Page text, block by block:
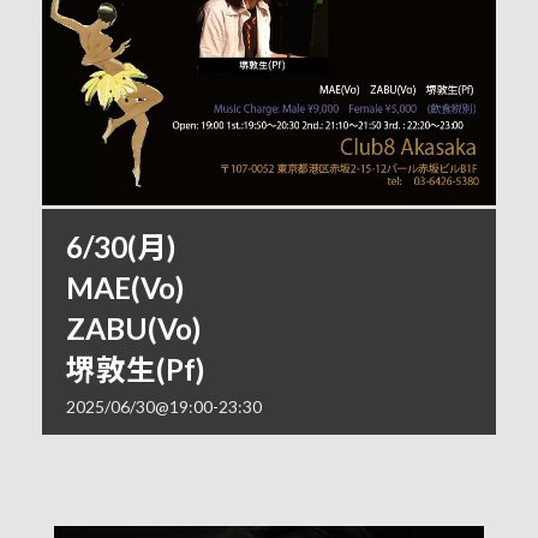
6/30(月)
MAE(Vo)
ZABU(Vo)
堺敦生(Pf)
2025/06/30@19:00-23:30